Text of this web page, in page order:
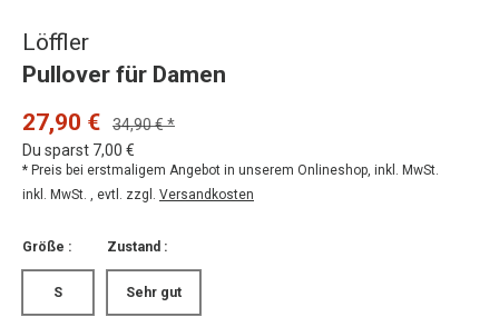
Löffler
Pullover für Damen
27,90 €
34,90 € *
Du sparst 7,00 €
* Preis bei erstmaligem Angebot in unserem Onlineshop, inkl. MwSt.
inkl. MwSt. , evtl. zzgl. Versandkosten
Größe :
S
Zustand :
Sehr gut